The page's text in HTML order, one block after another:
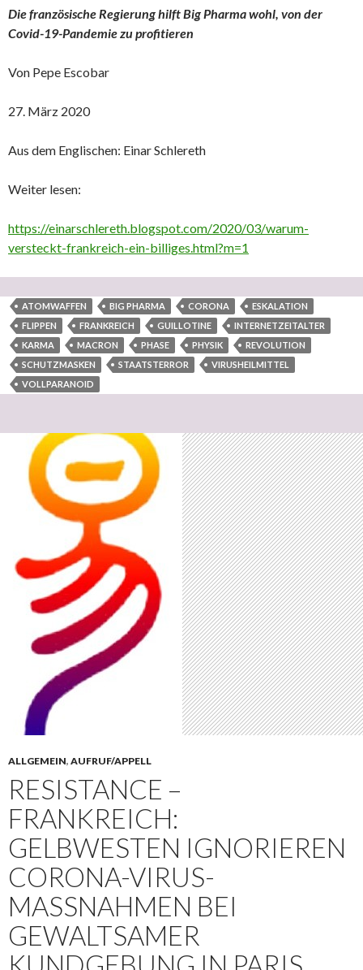
Die französische Regierung hilft Big Pharma wohl, von der
Covid-19-Pandemie zu profitieren
Von Pepe Escobar
27. März 2020
Aus dem Englischen: Einar Schlereth
Weiter lesen:
https://einarschlereth.blogspot.com/2020/03/warum-
versteckt-frankreich-ein-billiges.html?m=1
ATOMWAFFEN BIG PHARMA CORONA
ESKALATION
FLIPPEN
FRANKREICH GUILLOTINE
INTERNETZEITALTER
KARMA
MACRON PHASE PHYSIK
REVOLUTION
SCHUTZMASKEN
STAATSTERROR
VIRUSHEILMITTEL
VOLLPARANOID
ALLGEMEIN, AUFRUF/APPELL
RESISTANCE –
FRANKREICH:
GELBWESTEN IGNORIEREN
CORONA-VIRUS-
MASSNAHMEN BEI G
EWALTSAMER K